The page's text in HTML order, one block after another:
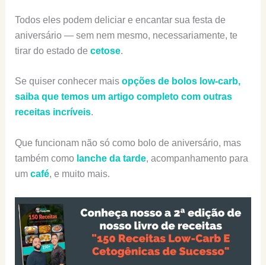
Todos eles podem deliciar e encantar sua festa de
aniversário — sem nem mesmo, necessariamente, te
tirar do estado de cetose.
Se quiser conhecer mais opções de bolos low-carb,
saiba que temos um artigo completo com outras
receitas incríveis.
Que funcionam não só como bolo de aniversário, mas
também como lanche da tarde, acompanhamento para
um café, e muito mais.